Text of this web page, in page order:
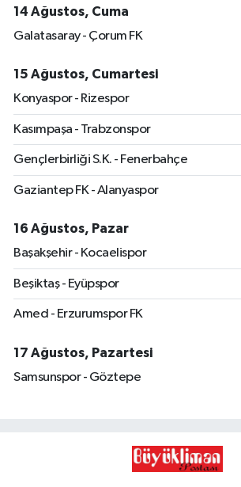
14 Ağustos, Cuma
Galatasaray - Çorum FK
15 Ağustos, Cumartesi
Konyaspor - Rizespor
Kasımpaşa - Trabzonspor
Gençlerbirliği S.K. - Fenerbahçe
Gaziantep FK - Alanyaspor
16 Ağustos, Pazar
Başakşehir - Kocaelispor
Beşiktaş - Eyüpspor
Amed - Erzurumspor FK
17 Ağustos, Pazartesi
Samsunspor - Göztepe